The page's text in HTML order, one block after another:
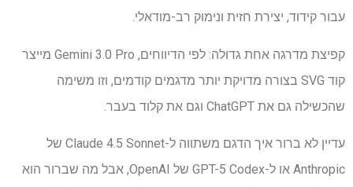
עבור קידוד, יצירת חזית ונימוק רב-מודאלי.
קפיצת מדרגה אחת גדולה: לפי הדיווחים, Gemini 3.0 Pro מייצר
קוד SVG בצורה מדויקת יותר מדגמים קודמים, וזו משימה
שהכשילה גם את ChatGPT וגם את קלוד בעבר.
עדיין לא ברור איך הדגם משתווה ל-Claude 4.5 Sonnet של
Anthropic או ל-GPT-5 Codex של OpenAI, אבל מה שברור הוא